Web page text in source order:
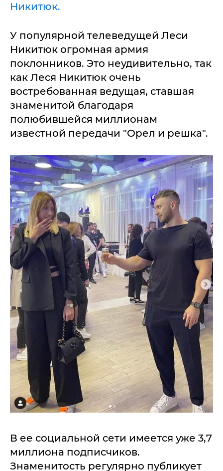
Никитюк.
У популярной телеведущей Леси
Никитюк огромная армия
поклонников. Это неудивительно, так
как Леся Никитюк очень
востребованная ведущая, ставшая
знаменитой благодаря
полюбившейся миллионам
известной передачи "Орел и решка".
В ее социальной сети имеется уже 3,7
миллиона подписчиков.
Знаменитость регулярно публикует